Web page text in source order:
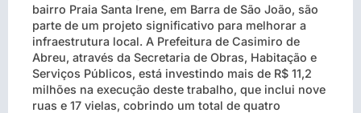
bairro Praia Santa Irene, em Barra de São João, são
parte de um projeto significativo para melhorar a
infraestrutura local. A Prefeitura de Casimiro de
Abreu, através da Secretaria de Obras, Habitação e
Serviços Públicos, está investindo mais de R$ 11,2
milhões na execução deste trabalho, que inclui nove
ruas e 17 vielas, cobrindo um total de quatro